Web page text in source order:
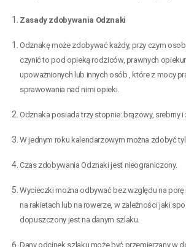
Zasady zdobywania Odznaki
Odznakę może zdobywać każdy, przy czym
czynić to pod opieką rodziców, prawnych
upoważnionych lub innych osób , które z mocy
sprawowania nad nimi opieki.
Odznaka posiada trzy stopnie: brązowy, srebrny i
W jednym roku kalendarzowym można zdobyć
Czas zdobywania Odznaki jest nieograniczony.
Wycieczki można odbywać bez względu na porę
na rakietach lub na rowerze, w zależności jaki
dopuszczony jest na danym szlaku.
Dany odcinek szlaku może być przemierzany w